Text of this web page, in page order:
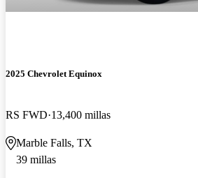
2025 Chevrolet Equinox
RS FWD 13,400 millas
Marble Falls, TX
39 millas